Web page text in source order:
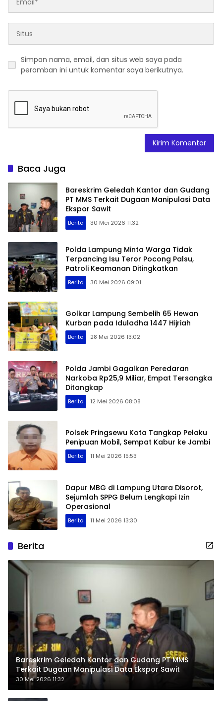
Simpan nama, email, dan situs web saya pada
peramban ini untuk komentar saya berikutnya.
Baca Juga
Bareskrim Geledah Kantor dan Gudang
PT MMS Terkait Dugaan Manipulasi Data
Ekspor Sawit
Berita 30 Mei 2026 11:32
Polda Lampung Minta Warga Tidak
Terpancing Isu Teror Pocong Palsu,
Patroli Keamanan Ditingkatkan
Berita 30 Mei 2026 09:01
Golkar Lampung Sembelih 65 Hewan
Kurban pada Iduladha 1447 Hijriah
Berita 28 Mei 2026 13:02
Polda Jambi Gagalkan Peredaran
Narkoba Rp25,9 Miliar, Empat Tersangka
Ditangkap
Berita 12 Mei 2026 08:08
Polsek Pringsewu Kota Tangkap Pelaku
Penipuan Mobil, Sempat Kabur ke Jambi
Berita 11 Mei 2026 15:53
Dapur MBG di Lampung Utara Disorot,
Sejumlah SPPG Belum Lengkapi Izin
Operasional
Berita 11 Mei 2026 13:30
Berita
Bareskrim Geledah Kantor dan Gudang PT MMS
Terkait Dugaan Manipulasi Data Ekspor Sawit
30 Mei 2026 11:32